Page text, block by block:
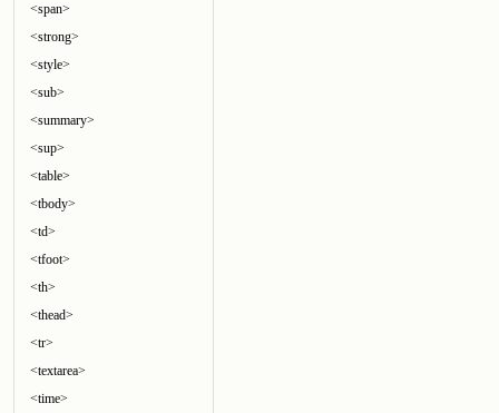
<span>
<strong>
<style>
<sub>
<summary>
<sup>
<table>
<tbody>
<td>
<tfoot>
<th>
<thead>
<tr>
<textarea>
<time>